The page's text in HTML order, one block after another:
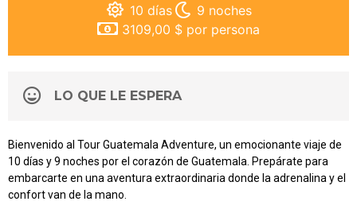
10 días
9 noches
3109,00 $ por persona
LO QUE LE ESPERA
Bienvenido al Tour Guatemala Adventure, un emocionante viaje de
10 días y 9 noches por el corazón de Guatemala. Prepárate para
embarcarte en una aventura extraordinaria donde la adrenalina y el
confort van de la mano.